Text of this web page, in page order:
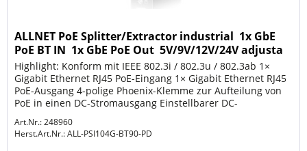
ALLNET PoE Splitter/Extractor industrial  1x GbE
PoE BT IN  1x GbE PoE Out  5V/9V/12V/24V adjusta
Highlight: Konform mit IEEE 802.3i / 802.3u / 802.3ab 1×
Gigabit Ethernet RJ45 PoE-Eingang 1× Gigabit Ethernet RJ45
PoE-Ausgang 4-polige Phoenix-Klemme zur Aufteilung von
PoE in einen DC-Stromausgang Einstellbarer DC-
Art.Nr.: 248960
Herst.Art.Nr.:ALL-PSI104G-BT90-PD